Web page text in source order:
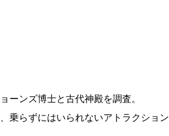
ーンズ博士と古代神殿を調査。
乗らずにはいられないアトラクション